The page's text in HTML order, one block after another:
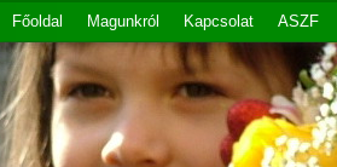
Főoldal Magunkról Kapcsolat ASZF